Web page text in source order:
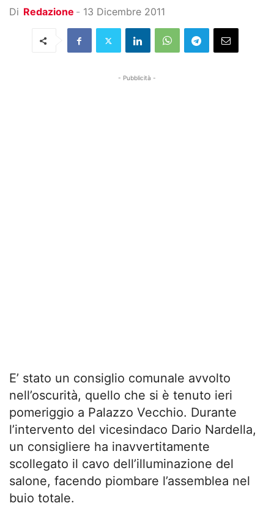
Di Redazione - 13 Dicembre 2011
- Pubblicità -
E’ stato un consiglio comunale avvolto
nell’oscurità, quello che si è tenuto ieri
pomeriggio a Palazzo Vecchio. Durante
l’intervento del vicesindaco Dario Nardella,
un consigliere ha inavvertitamente
scollegato il cavo dell’illuminazione del
salone, facendo piombare l’assemblea nel
buio totale.